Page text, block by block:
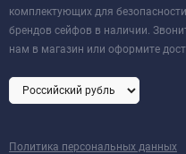
комплектующих для
брендов сейфов в наличии.
нам в магазин или оформите
Политика персональных данных